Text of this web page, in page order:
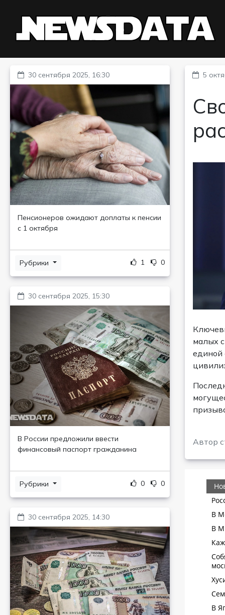
30 сентября 2025, 16:30
Пенсионеров ожидают доплаты к пенсии
с 1 октября
Рубрики 1 0
30 сентября 2025, 15:30
В России предложили ввести
финансовый паспорт гражданина
Рубрики 0 0
30 сентября 2025, 14:30
5
малых
единой
Автор